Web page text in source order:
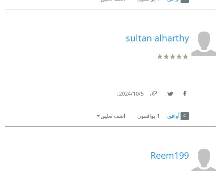
sultan alharthy
5‏/10‏/2024
.
أوافق 1 يوافقون اضف تعليق
Reem199